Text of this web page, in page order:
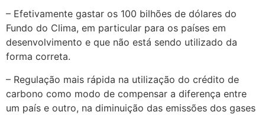
– Efetivamente gastar os 100 bilhões de dólares do
Fundo do Clima, em particular para os países em
desenvolvimento e que não está sendo utilizado da
forma correta.
– Regulação mais rápida na utilização do crédito de
carbono como modo de compensar a diferença entre
um país e outro, na diminuição das emissões dos gases